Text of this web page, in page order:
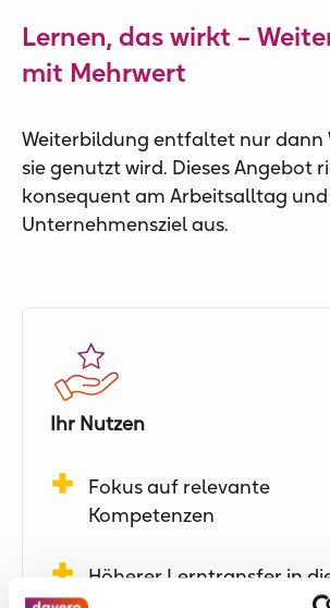
Lernen, das wirkt –
mit Mehrwert
Weiterbildung entfaltet nur dann
sie genutzt wird. Dieses Angebot
konsequent am Arbeitsalltag
Unternehmensziel aus.
Ihr Nutzen
Fokus auf relevante
Kompetenzen
Höherer Lerntransfer in